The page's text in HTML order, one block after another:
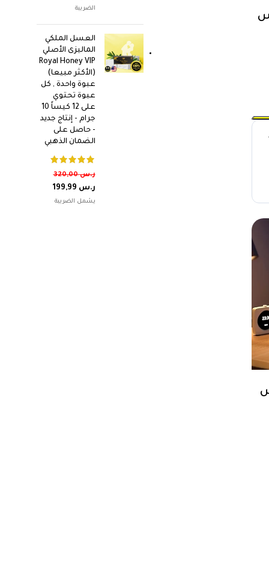
العسل الملكي
الماليزى الأصلي
Royal Honey VIP
(الأكثر مبيعا)
عبوة واحدة , كل
عبوة تحتوي
على 12 كيساً 10
جرام - إنتاج جديد
- حاصل على
الضمان الذهبي
ر.س320,00
ر.س
لا